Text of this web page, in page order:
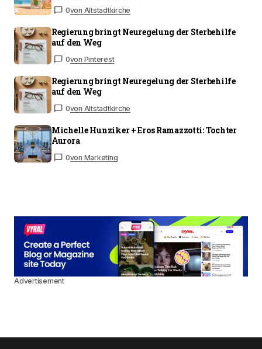
0von Altstadtkirche
Regierung bringt Neuregelung der Sterbehilfe
auf den Weg
0von Pinterest
Regierung bringt Neuregelung der Sterbehilfe
auf den Weg
0von Altstadtkirche
Michelle Hunziker + Eros Ramazzotti: Tochter
Aurora
0von Marketing
Advertisement